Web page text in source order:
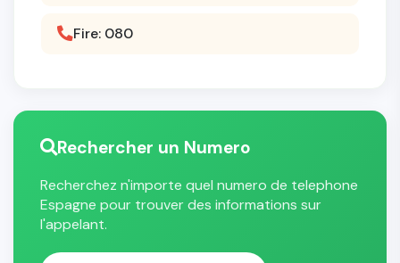
Fire: 080
Rechercher un Numero
Recherchez n'importe quel numero de telephone
Espagne pour trouver des informations sur
l'appelant.